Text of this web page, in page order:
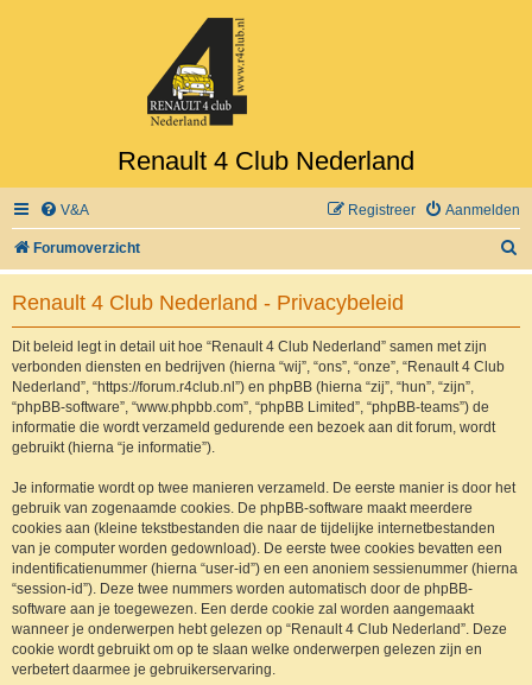
Renault 4 Club Nederland
V&A Aanmelden
Registreer
Forumoverzicht
o
Renault 4 Club Nederland - Privacybeleid
Dit beleid legt in detail uit hoe “Renault 4 Club Nederland” samen met zijn
verbonden diensten en bedrijven (hierna “wij”, “ons”, “onze”, “Renault 4 Club
Nederland”, “https://forum.r4club.nl”) en phpBB (hierna “zij”, “hun”, “zijn”,
“phpBB-software”, “www.phpbb.com”, “phpBB Limited”, “phpBB-teams”) de
informatie die wordt verzameld gedurende een bezoek aan dit forum, wordt
gebruikt (hierna “je informatie”).
Je informatie wordt op twee manieren verzameld. De eerste manier is door het
gebruik van zogenaamde cookies. De phpBB-software maakt meerdere
cookies aan (kleine tekstbestanden die naar de tijdelijke internetbestanden
van je computer worden gedownload). De eerste twee cookies bevatten een
indentificatienummer (hierna “user-id”) en een anoniem sessienummer (hierna
“session-id”). Deze twee nummers worden automatisch door de phpBB-
software aan je toegewezen. Een derde cookie zal worden aangemaakt
wanneer je onderwerpen hebt gelezen op “Renault 4 Club Nederland”. Deze
cookie wordt gebruikt om op te slaan welke onderwerpen gelezen zijn en
verbetert daarmee je gebruikerservaring.